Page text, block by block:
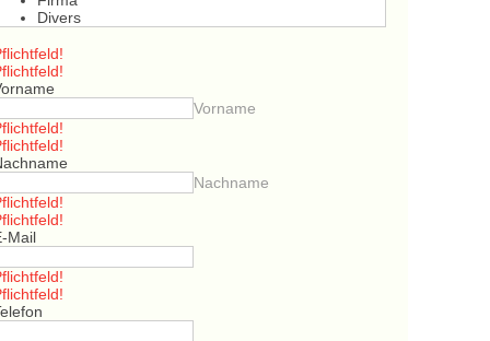
Divers
Vorname
Nachname
Mail